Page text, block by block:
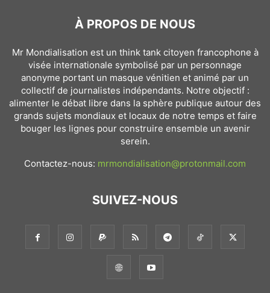
À PROPOS DE NOUS
Mr Mondialisation est un think tank citoyen francophone à
visée internationale symbolisé par un personnage
anonyme portant un masque vénitien et animé par un
collectif de journalistes indépendants. Notre objectif :
alimenter le débat libre dans la sphère publique autour des
grands sujets mondiaux et locaux de notre temps et faire
bouger les lignes pour construire ensemble un avenir
serein.
Contactez-nous: mrmondialisation@protonmail.com
SUIVEZ-NOUS